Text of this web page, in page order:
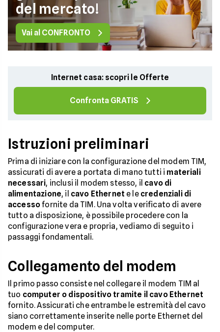
del mercato!
Vai al CONFRONTO
Internet casa: scopri le Offerte
Confronta GRATIS
Istruzioni preliminari
Prima di iniziare con la configurazione del modem TIM,
assicurati di avere a portata di mano tutti i materiali
necessari, inclusi il modem stesso, il cavo di
alimentazione, il cavo Ethernet e le credenziali di
accessofornite da TIM. Una volta verificato di avere
tutto a disposizione, è possibile procedere con la
configurazione vera e propria, vediamo di seguito i
passaggi fondamentali.
Collegamento del modem
Il primo passo consiste nel collegare il modem TIM al
tuo computer o dispositivo tramite il cavo Ethernet
fornito. Assicurati che entrambe le estremità del cavo
siano correttamente inserite nelle porte Ethernet del
modem e del computer.